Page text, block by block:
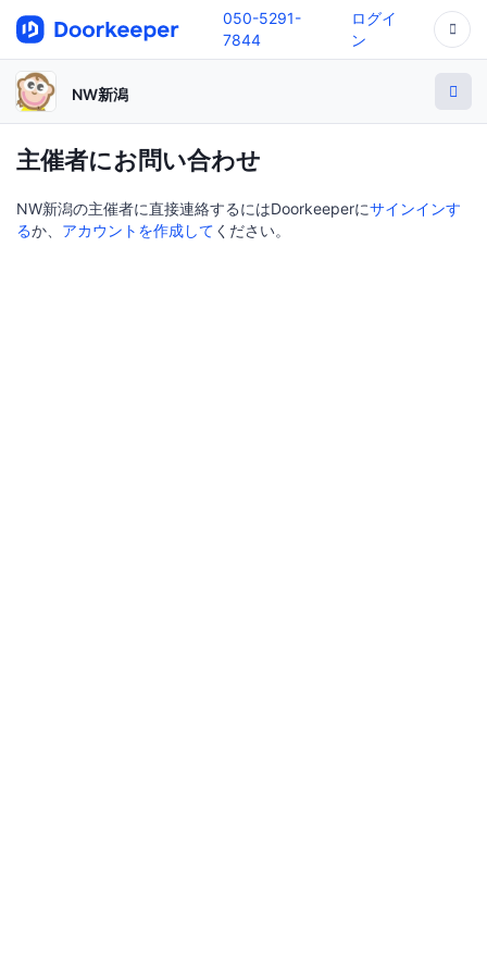
050-5291-
7844
ログイ
ン
NW新潟
主催者にお問い合わせ
NW新潟の主催者に直接連絡するにはDoorkeeperにサインインす
るか、 アカウントを作成して ください。